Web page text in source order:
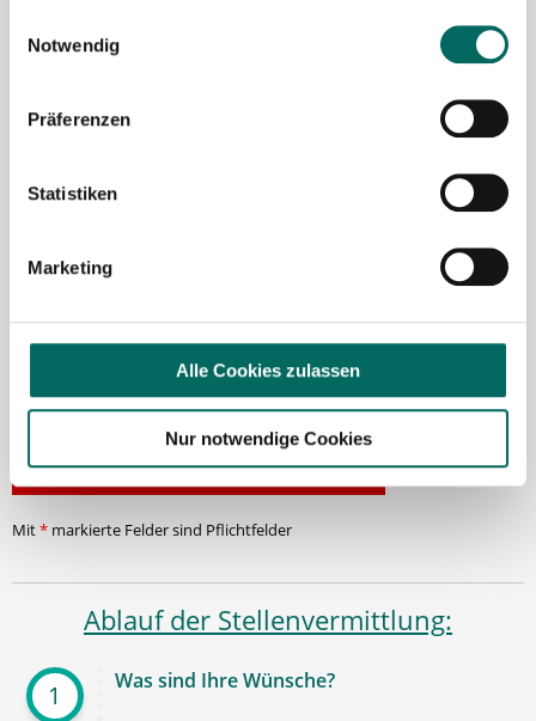
Notwendig
Präferenzen
Statistiken
Marketing
Alle Cookies zulassen
Nur notwendige Cookies
Ich möchte den Apotheken-Newsletter
informiert zu werden und Tipps zur
einverstanden, dass meine Interaktionen
Informationen für mich bereitgestellt
Datenschutzerklärunggelesen und bin mit
ihr einverstanden.
Stellenanfrage absenden
Mit* markierte Felder sind Pflichtfelder
Ablauf der Stellenvermittlung:
1 Was sind Ihre Wünsche?